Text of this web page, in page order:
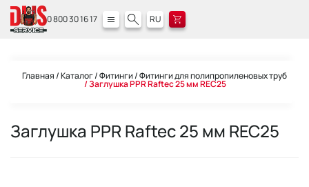
0 800 30 16 17 RU
Главная Каталог Фитинги Фитинги для полипропиленовых труб
Заглушка PPR Raftec 25 мм REC25
Заглушка PPR Raftec 25 мм REC25